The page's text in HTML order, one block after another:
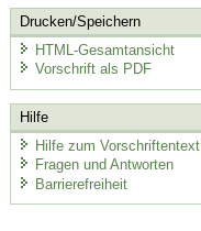
Drucken/Speichern
HTML-Gesamtansicht
Vorschrift als PDF
Hilfe
Hilfe zum Vorschriftentext
Fragen und Antworten
Barrierefreiheit